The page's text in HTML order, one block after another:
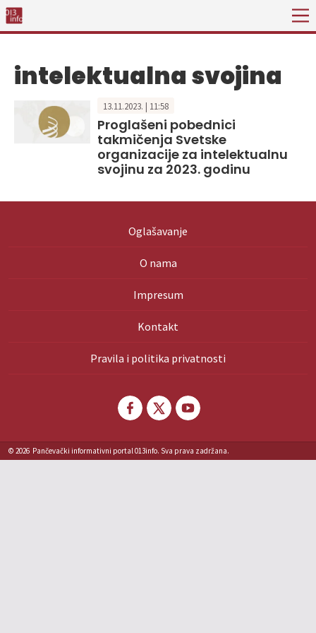
intelektualna svojina
13.11.2023. | 11:58
Proglašeni pobednici
takmičenja Svetske
organizacije za intelektualnu
svojinu za 2023. godinu
Oglašavanje
O nama
Impresum
Kontakt
Pravila i politika privatnosti
© 2026 Pančevački informativni portal 013info. Sva prava zadržana.